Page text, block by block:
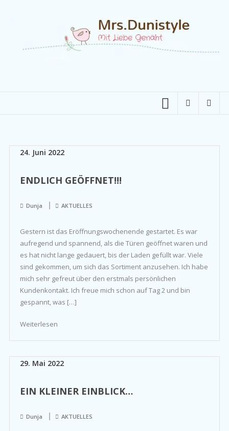
24. Juni 2022
ENDLICH GEÖFFNET!!!
Dunja AKTUELLES
Gestern ist das Eröffnungswochenende gestartet. Es war
aufregend und spannend, als die Türen geöffnet waren und
es hat nicht lange gedauert, bis der Laden gefüllt war. Viele
sind gekommen, um sich das Sortiment anzusehen. Ich habe
mich sehr gefreut über den erstmals persönlichen
Kundenkontakt. Ich freue mich schon auf Tag 2 und bin
gespannt, was […]
Weiterlesen
29. Mai 2022
EIN KLEINER EINBLICK…
Dunja AKTUELLES